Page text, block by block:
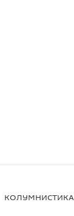
КОЛУМНИСТИКА